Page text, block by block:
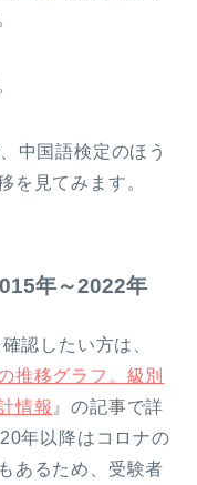
中国語検定のほう
を見てみます。
年～2022年
認したい方は、
推移グラフ。級別
情報 』の記事で詳
年以降はコロナの
あるため、受験者